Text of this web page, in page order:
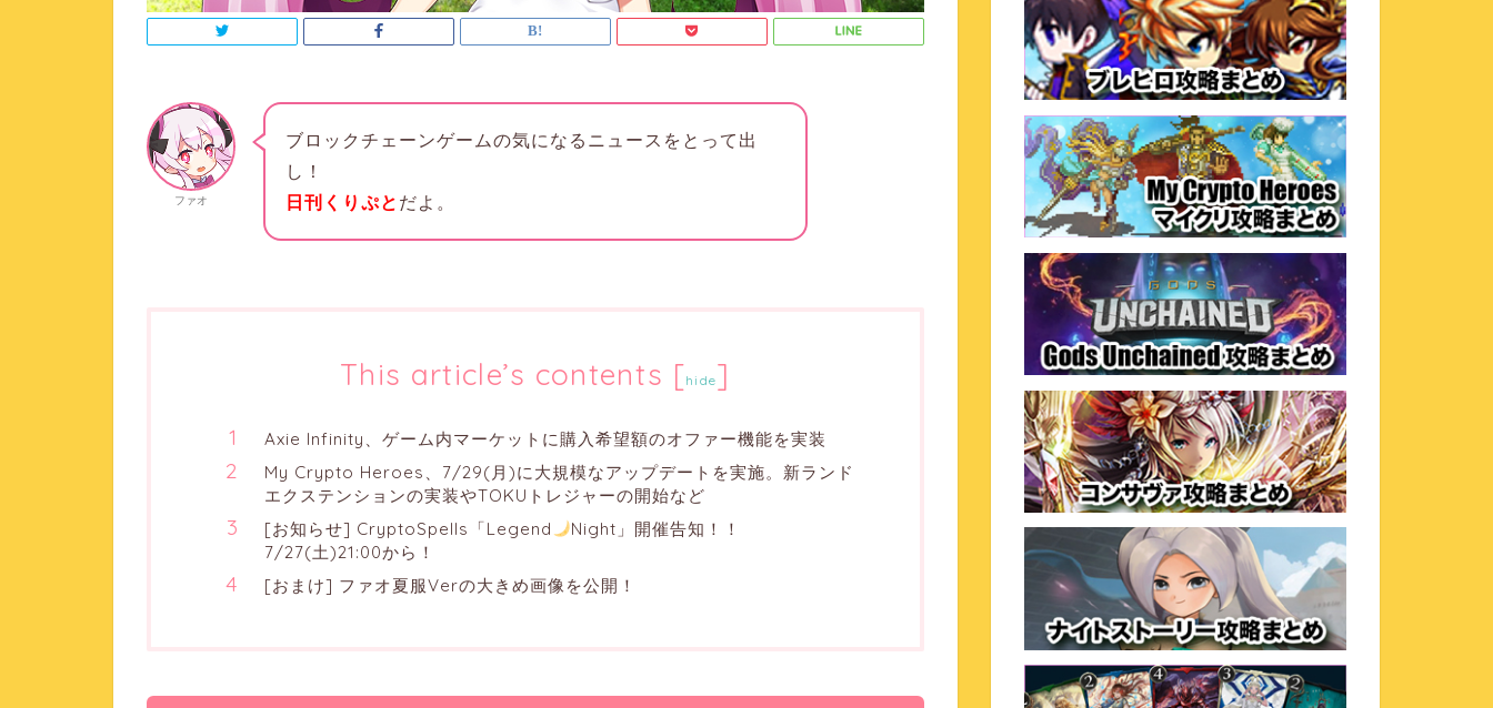
ファオ
ブロックチェーンゲームの気になるニュースをとって出
し！
日刊くりぷと だよ。
This article’s contents [hide]
Axie Infinity、ゲーム内マーケットに購入希望額のオファー機能を実装
My Crypto Heroes、7/29(月)に大規模なアップデートを実施。新ランド
エクステンションの実装やTOKUトレジャーの開始など
[お知らせ] CryptoSpells「Legend
Night」開催告知！！
7/27(土)21:00から！
[おまけ] ファオ夏服Verの大きめ画像を公開！